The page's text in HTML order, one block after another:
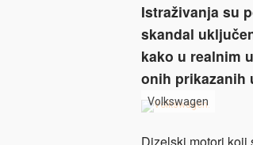
Istraživanja su
skandal
kako u realnim
onih prikazanih
Volkswagen
Dizelski motori koji